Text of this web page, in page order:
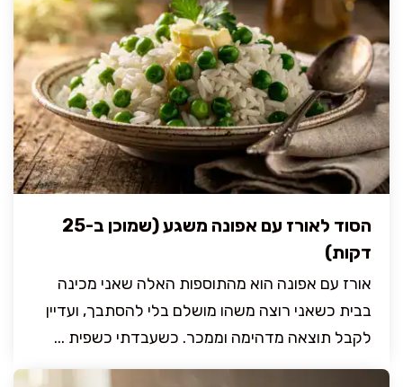
הסוד לאורז עם אפונה משגע (שמוכן ב-25
דקות)
אורז עם אפונה הוא מהתוספות האלה שאני מכינה
בבית כשאני רוצה משהו מושלם בלי להסתבך, ועדיין
לקבל תוצאה מדהימה וממכר. כשעבדתי כשפית ...